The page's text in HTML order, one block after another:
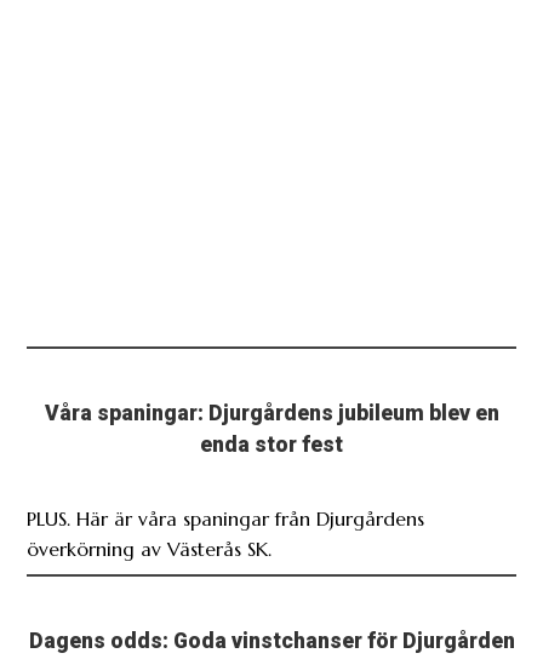
Våra spaningar: Djurgårdens jubileum blev en
enda stor fest
PLUS. Här är våra spaningar från Djurgårdens
överkörning av Västerås SK.
Dagens odds: Goda vinstchanser för Djurgården